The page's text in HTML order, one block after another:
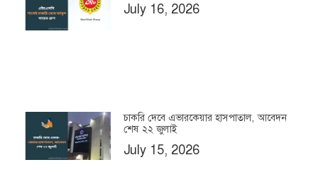
July 16, 2026
চাকরি দেবে এভারকেয়ার হাসপাতাল, আবেদন
শেষ ২২ জুলাই
July 15, 2026